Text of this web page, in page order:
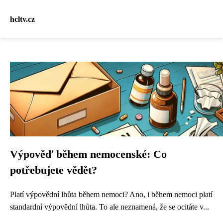
hcltv.cz
Výpověď během nemocenské: Co
potřebujete vědět?
Platí výpovědní lhůta během nemoci? Ano, i během nemoci platí
standardní výpovědní lhůta. To ale neznamená, že se ocitáte v...